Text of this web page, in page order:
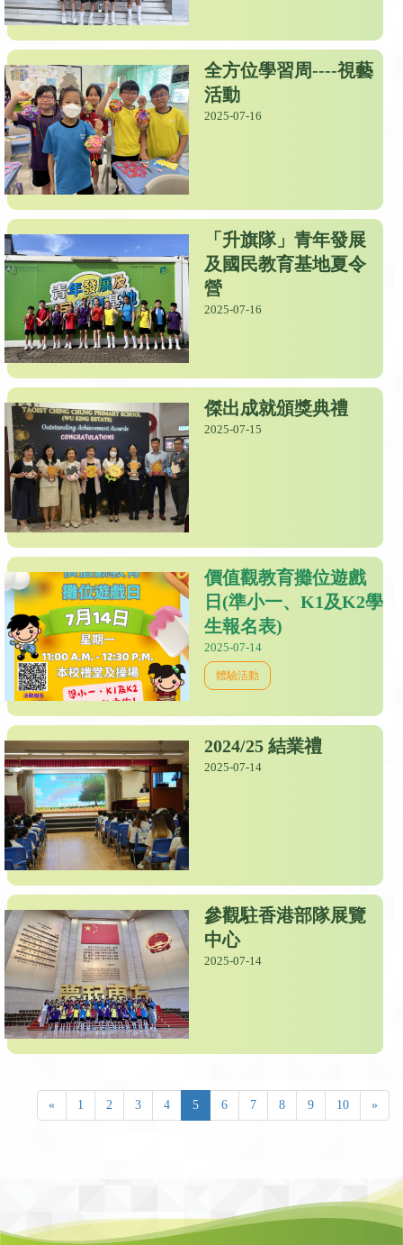
全方位學習周----視藝
活動
2025-07-16
「升旗隊」青年發展
及國民教育基地夏令
營
2025-07-16
傑出成就頒獎典禮
2025-07-15
價值觀教育攤位遊戲
日(準小一、K1及K2學
生報名表)
2025-07-14
體驗活動
2024/25 結業禮
2025-07-14
參觀駐香港部隊展覽
中心
2025-07-14
« 1 2 3 4 5 6 7 8 9 10 »